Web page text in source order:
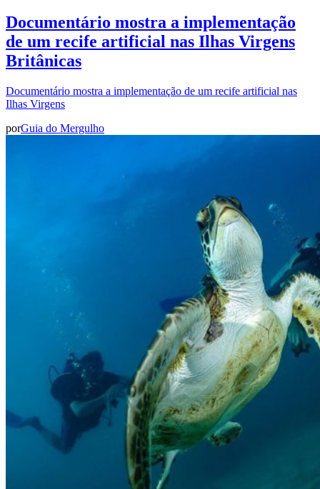
Documentário mostra a implementação
de um recife artificial nas Ilhas Virgens
Britânicas
Documentário mostra a implementação de um recife artificial nas
Ilhas Virgens
porGuia do Mergulho